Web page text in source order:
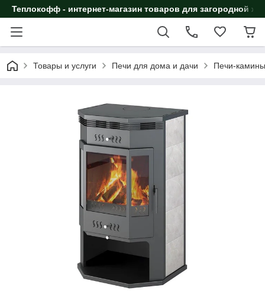
Теплокофф - интернет-магазин товаров для загородной
Товары и услуги Печи для дома и дачи Печи-камины